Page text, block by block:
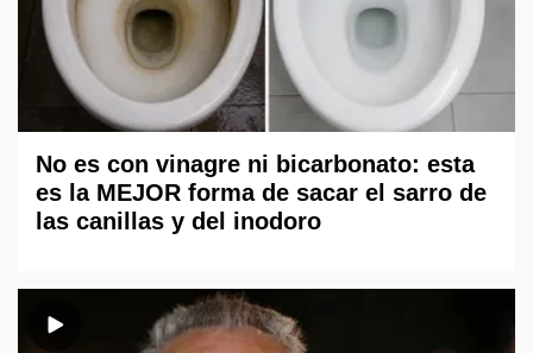
No es con vinagre ni bicarbonato: esta
es la MEJOR forma de sacar el sarro de
las canillas y del inodoro